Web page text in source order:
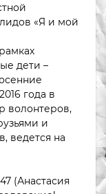
«Я и мой
дети –
года в
волонтеров,
и
ведется на
(Анастасия